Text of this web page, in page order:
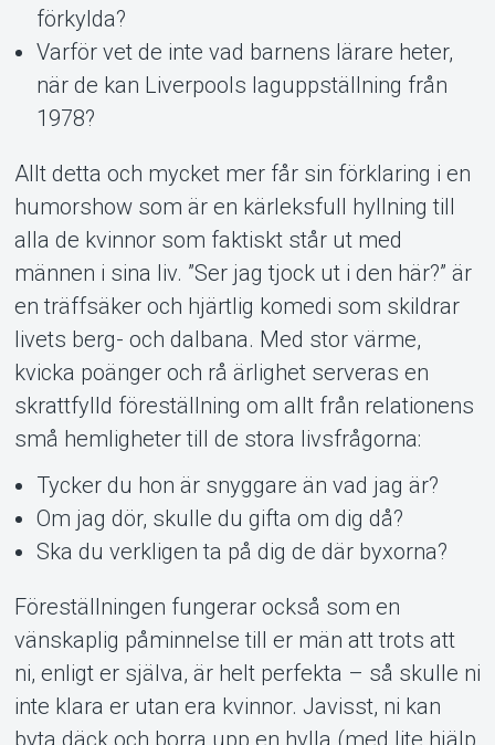
Om Tickster
förkylda?
Varför vet de inte vad barnens lärare heter,
när de kan Liverpools laguppställning från
1978?
Allt detta och mycket mer får sin förklaring i en
humorshow som är en kärleksfull hyllning till
alla de kvinnor som faktiskt står ut med
männen i sina liv. ”Ser jag tjock ut i den här?” är
en träffsäker och hjärtlig komedi som skildrar
livets berg- och dalbana. Med stor värme,
kvicka poänger och rå ärlighet serveras en
skrattfylld föreställning om allt från relationens
små hemligheter till de stora livsfrågorna:
Tycker du hon är snyggare än vad jag är?
Om jag dör, skulle du gifta om dig då?
Ska du verkligen ta på dig de där byxorna?
Föreställningen fungerar också som en
vänskaplig påminnelse till er män att trots att
ni, enligt er själva, är helt perfekta – så skulle ni
inte klara er utan era kvinnor. Javisst, ni kan
byta däck och borra upp en hylla (med lite hjälp